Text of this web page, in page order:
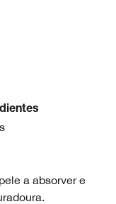
a absorver e